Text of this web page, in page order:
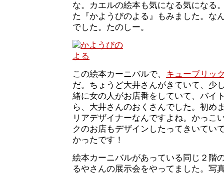
な。カエルの絵本も気になる気になる
た『かようびのよる』もみました。な
でした。たのしー。
この絵本カーニバルで、 キューブリッ
だ。ちょうど大井さんがきていて、少
緒に女の人がお店番をしていて、バイ
ら、大井さんのおくさんでした。初め
リアデザイナーなんですよね。かっこ
クのお店もデザインしたってきいてい
かったです！
絵本カーニバルがあっている同じ２階
るやさんの展示会をやってました。写